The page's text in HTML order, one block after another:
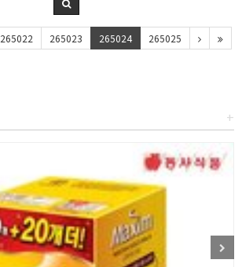
265022 265023 265024 265025
+